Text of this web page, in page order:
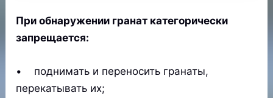
При обнаружении гранат категорически
запрещается:
• поднимать и переносить гранаты,
перекатывать их;